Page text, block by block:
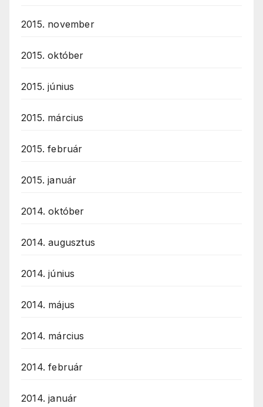
2015. november
2015. október
2015. június
2015. március
2015. február
2015. január
2014. október
2014. augusztus
2014. június
2014. május
2014. március
2014. február
2014. január